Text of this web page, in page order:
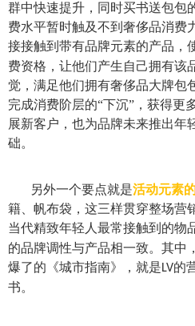
群中快速提升，同时买书送包包
费水平暂时触及不到奢侈品消费
接接触到带有品牌元素的产品，
费资格，让他们产生自己拥有该
觉，满足他们拥有奢侈品大牌包
完成消费阶层的“下沉”，获得更
展新客户，也为品牌未来推出年
础。
另外一个要点就是活动元素
籍、帆布袋，这三样贯穿整场营
当代精致年轻人最常接触到的物
的品牌调性与产品相一致。其中
爆了的《城市指南》，就是LV的
书。